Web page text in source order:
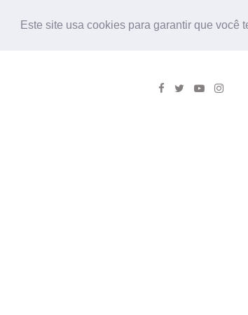
Este site usa cookies para garantir que você